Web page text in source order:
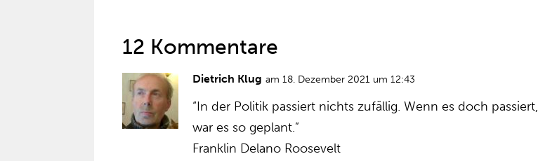
12 Kommentare
Dietrich Klug am 18. Dezember 2021 um 12:43
“In der Politik passiert nichts zufällig. Wenn es doch passiert,
war es so geplant.”
Franklin Delano Roosevelt